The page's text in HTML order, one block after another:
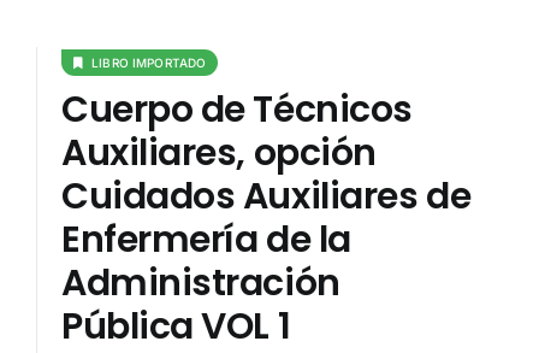
EDITORIALES
CATÁLOGOS
NOSOTROS
LIBRO IMPORTADO
Cuerpo de Técnicos
Auxiliares, opción
Cuidados Auxiliares de
Enfermería de la
Administración
Pública VOL 1